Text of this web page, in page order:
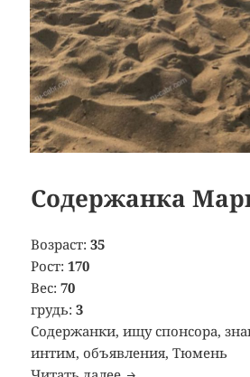
Содержанка
Возраст:35
Рост:170
Вес:70
грудь:3
Содержанки, ищу спонсора,
интим, объявления, Тюмень